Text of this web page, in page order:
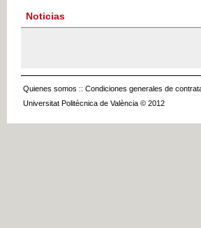
Noticias
Quienes somos :: Condiciones generales de
Universitat Politècnica de València © 2012